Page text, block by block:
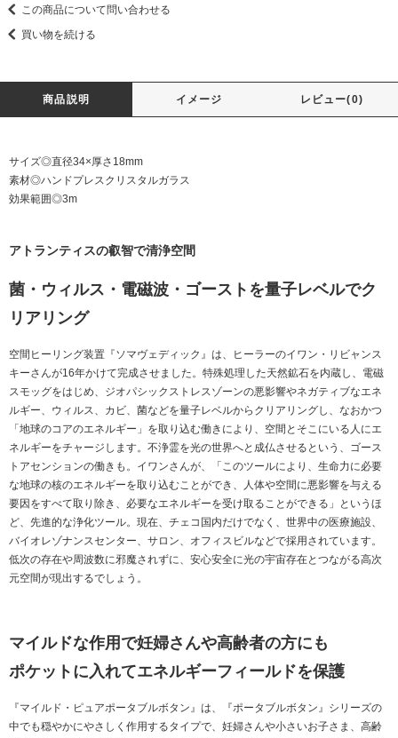
この商品について問い合わせる
買い物を続ける
商品説明 イメージ レビュー(0)
サイズ◎直径34×厚さ18mm
素材◎ハンドプレスクリスタルガラス
効果範囲◎3m
アトランティスの叡智で清浄空間
菌・ウィルス・電磁波・ゴーストを量子レベルでク
リアリング
空間ヒーリング装置『ソマヴェディック』は、ヒーラーのイワン・リビャンス
キーさんが16年かけて完成させました。特殊処理した天然鉱石を内蔵し、電磁
スモッグをはじめ、ジオパシックストレスゾーンの悪影響やネガティブなエネ
ルギー、ウィルス、カビ、菌などを量子レベルからクリアリングし、なおかつ
「地球のコアのエネルギー」を取り込む働きにより、空間とそこにいる人にエ
ネルギーをチャージします。不浄霊を光の世界へと成仏させるという、ゴース
トアセンションの働きも。イワンさんが、「このツールにより、生命力に必要
な地球の核のエネルギーを取り込むことができ、人体や空間に悪影響を与える
要因をすべて取り除き、必要なエネルギーを受け取ることができる」というほ
ど、先進的な浄化ツール。現在、チェコ国内だけでなく、世界中の医療施設、
バイオレゾナンスセンター、サロン、オフィスビルなどで採用されています。
低次の存在や周波数に邪魔されずに、安心安全に光の宇宙存在とつながる高次
元空間が現出するでしょう。
マイルドな作用で妊婦さんや高齢者の方にも
ポケットに入れてエネルギーフィールドを保護
『マイルド・ピュアポータブルボタン』は、『ポータブルボタン』シリーズの
中でも穏やかにやさしく作用するタイプで、妊婦さんや小さいお子さま、高齢